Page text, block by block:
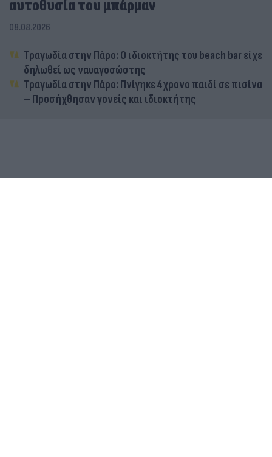
αυτοθυσία του μπάρμαν
08.08.2026
Τραγωδία στην Πάρο: Ο ιδιοκτήτης του beach bar είχε
δηλωθεί ως ναυαγοσώστης
Τραγωδία στην Πάρο: Πνίγηκε 4χρονο παιδί σε πισίνα
– Προσήχθησαν γονείς και ιδιοκτήτης